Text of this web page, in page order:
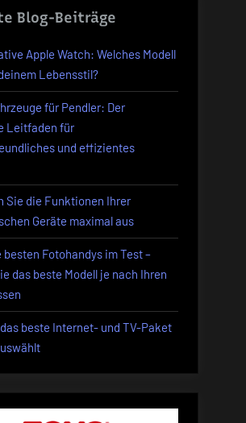
wissen
Blog-Beiträge
Apple Watch: Welches Modell
Lebensstil?
für Pendler: Der
Leitfaden für
und effizientes
Sie die Funktionen Ihrer
Geräte maximal aus
besten Fotohandys im Test –
das beste Modell je nach Ihren
beste Internet- und TV-Paket